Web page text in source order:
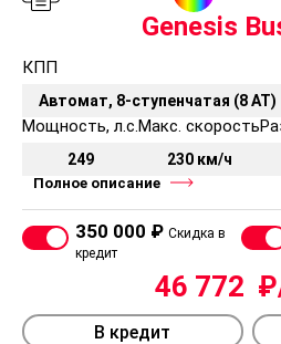
Genesis
КПП
Автомат, 8-ступенчатая (8 AT)
Мощность, л.с.
249
Макс. скорость
230 км/ч
Полное описание
350 000 ₽ Скидка в
кредит
46 772
В кредит